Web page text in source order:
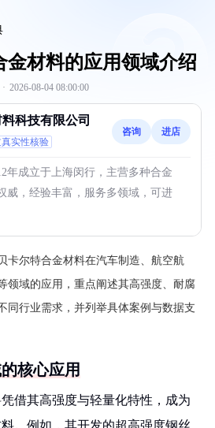
金材料的应用领域介绍
· 2026-08-04 08:00:00
料科技有限公司
实性核验
咨询 进店
年成立于上海闵行，主营多种合金
威，经验丰富，服务多领域，可进
卡尔特合金材料在汽车制造、航空航
领域的应用，重点阐述其高强度、耐腐
同行业需求，并列举具体案例与数据支
核心应用
借其高强度与轻量化特性，成为
。例如，其开发的超高强度钢丝